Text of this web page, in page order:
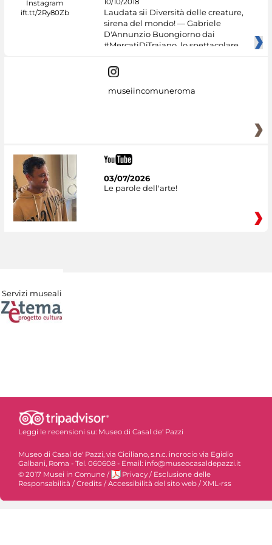
Laudata sii Diversità delle creature,
sirena del mondo! — Gabriele
D'Annunzio Buongiorno dai
#MercatiDiTraiano, lo spettacolare
museiincomuneroma
03/07/2026
Le parole dell'arte!
Servizi museali
Leggi le recensioni su: Museo di Casal de' Pazzi
Museo di Casal de' Pazzi, via Ciciliano, s.n.c. incrocio via Egidio
Galbani, Roma - Tel. 060608 - Email: info@museocasaldepazzi.it
© 2017 Musei in Comune / Privacy / Esclusione delle
Responsabilità /Credits /Accessibilità del sito web /XML-rss